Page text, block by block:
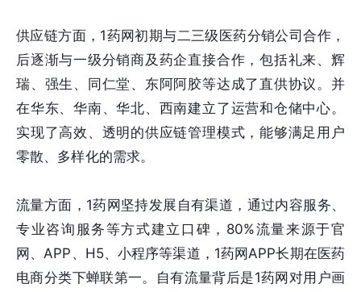
供应链方面，1药网初期与二三级医药分销公司合作，
后逐渐与一级分销商及药企直接合作，包括礼来、辉
瑞、强生、同仁堂、东阿阿胶等达成了直供协议。并
在华东、华南、华北、西南建立了运营和仓储中心。
实现了高效、透明的供应链管理模式，能够满足用户
零散、多样化的需求。
流量方面，1药网坚持发展自有渠道，通过内容服务、
专业咨询服务等方式建立口碑，80%流量来源于官
网、APP、H5、小程序等渠道，1药网APP长期在医药
电商分类下蝉联第一。自有流量背后是1药网对用户画